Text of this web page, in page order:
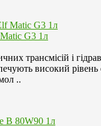
G3 1л
трансмісій і
високий
..